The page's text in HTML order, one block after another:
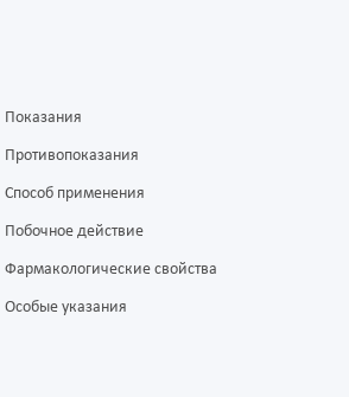
Показания
Противопоказания
Способ применения
Побочное действие
Фармакологические свойства
Особые указания